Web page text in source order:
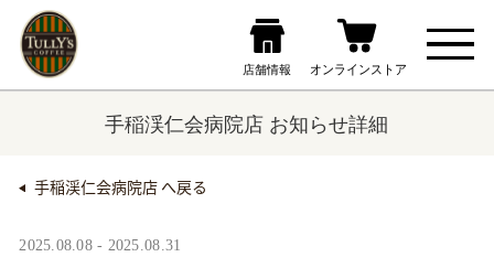
手稲渓仁会病院店 お知らせ詳細
手稲渓仁会病院店 へ戻る
2025.08.08 - 2025.08.31